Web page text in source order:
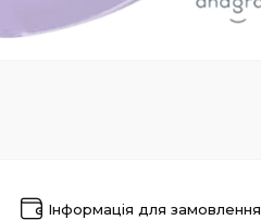
Інформація для замовлення